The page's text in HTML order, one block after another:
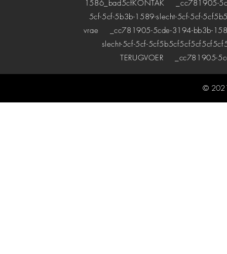
1586_bad5cfKONTAK _cc781905-
5cf-5cf-5b3b-1589-slecht-5cf-5cf-
vrae _cc781905-5cde-3194-bb3b-
slecht-5cf-5cf-
TERUGVOER _cc781905-
©